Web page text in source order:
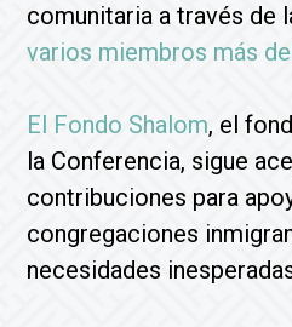
comunitaria a través de
varios miembros más
El Fondo Shalom, el
la Conferencia, sigue
contribuciones para
congregaciones
necesidades